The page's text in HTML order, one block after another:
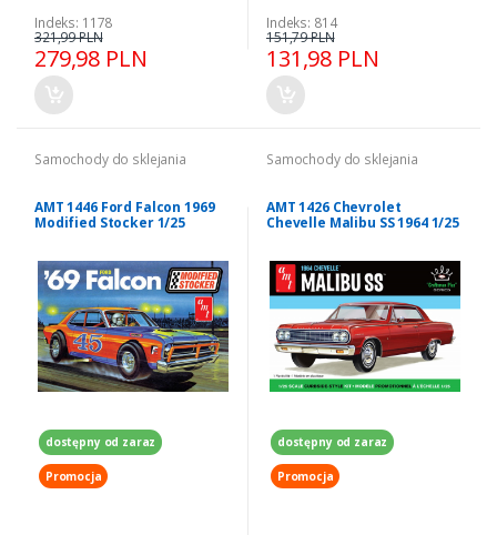
Indeks: 1178
279,98 PLN
321,99 PLN
Indeks: 814
131,98 PLN
151,79 PLN
Samochody do sklejania
AMT 1446 Ford Falcon 1969
Modified Stocker 1/25
dostępny od zaraz
Promocja
Samochody do sklejania
AMT 1426 Chevrolet
Chevelle Malibu SS 1964 1/25
dostępny od zaraz
Promocja